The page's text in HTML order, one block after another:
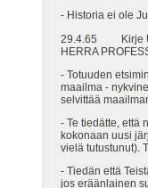
- Historia ei ole
29.4.65 Kirje
HERRA
- Totuuden
maailma -
selvittää
- Te tiedätte, että
kokonaan uusi
vielä tutustunut).
- Tiedän että
jos eräänlainen